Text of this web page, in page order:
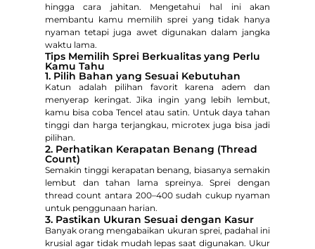
hingga cara jahitan. Mengetahui hal ini akan
membantu kamu memilih sprei yang tidak hanya
nyaman tetapi juga awet digunakan dalam jangka
waktu lama.
Tips Memilih Sprei Berkualitas yang Perlu
Kamu Tahu
1. Pilih Bahan yang Sesuai Kebutuhan
Katun adalah pilihan favorit karena adem dan
menyerap keringat. Jika ingin yang lebih lembut,
kamu bisa coba Tencel atau satin. Untuk daya tahan
tinggi dan harga terjangkau, microtex juga bisa jadi
pilihan.
2. Perhatikan Kerapatan Benang (Thread
Count)
Semakin tinggi kerapatan benang, biasanya semakin
lembut dan tahan lama spreinya. Sprei dengan
thread count antara 200–400 sudah cukup nyaman
untuk penggunaan harian.
3. Pastikan Ukuran Sesuai dengan Kasur
Banyak orang mengabaikan ukuran sprei, padahal ini
krusial agar tidak mudah lepas saat digunakan. Ukur